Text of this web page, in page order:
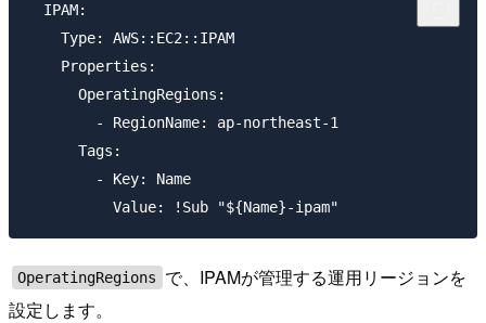
  IPAM:
    Type: AWS::EC2::IPAM
    Properties:
      OperatingRegions:
        - RegionName: ap-northeast-1
      Tags:
        - Key: Name
OperatingRegions
で、IPAMが管理する運用リージョンを
設定します。